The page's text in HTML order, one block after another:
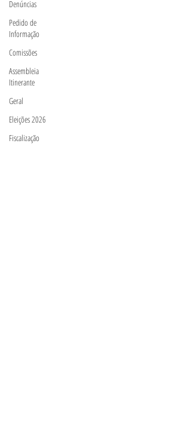
Denúncias
Pedido de
Informação
Comissões
Assembleia
Itinerante
Geral
Eleições 2026
Fiscalização